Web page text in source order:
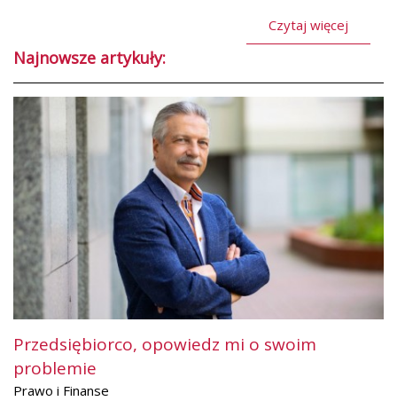
Czytaj więcej
Najnowsze artykuły:
Przedsiębiorco, opowiedz mi o swoim
problemie
Prawo i Finanse